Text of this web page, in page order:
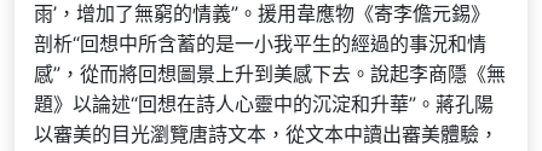
雨’，增加了無窮的情義”。援用韋應物《寄李儋元錫》
剖析“回想中所含蓄的是一小我平生的經過的事況和情
感”，從而將回想圖景上升到美感下去。說起李商隱《無
題》以論述“回想在詩人心靈中的沉淀和升華”。蔣孔陽
以審美的目光瀏覽唐詩文本，從文本中讀出審美體驗，